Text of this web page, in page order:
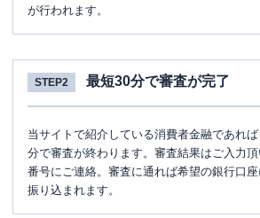
が行われます。
STEP2 最短30分で審査が完了
当サイトで紹介している消費者金融であれ
分で審査が終わります。審査結果はご入力
番号にご連絡。審査に通れば希望の銀行口
振り込まれます。